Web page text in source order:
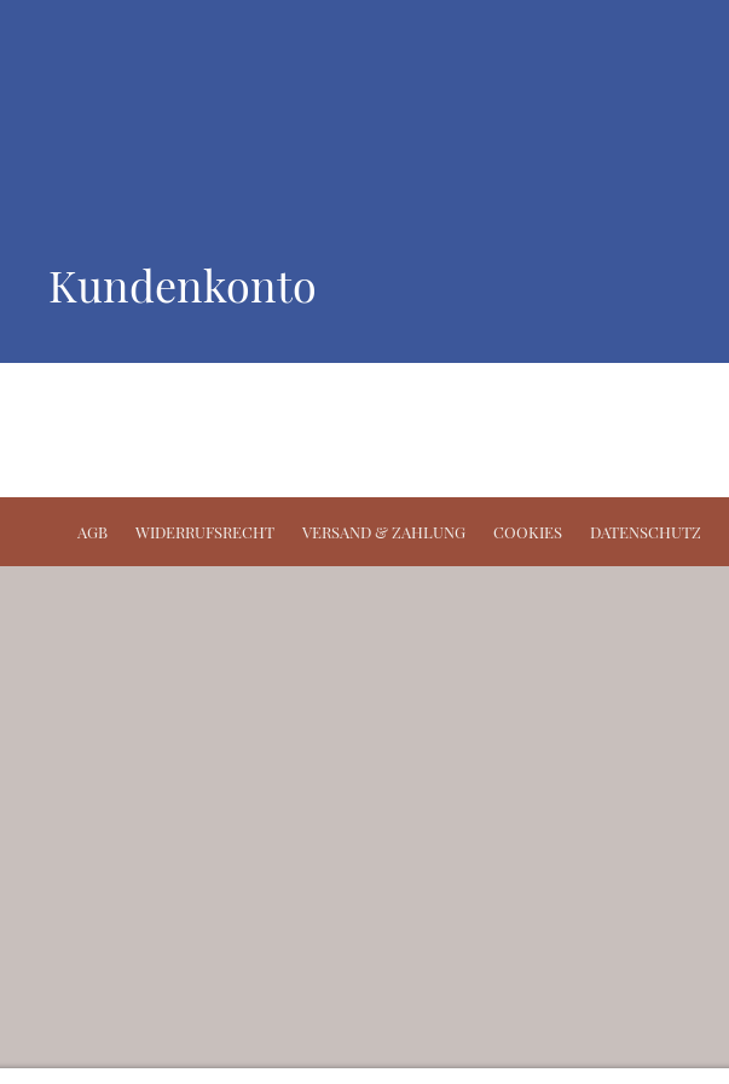
Kundenkonto
AGB WIDERRUFSRECHT VERSAND & ZAHLUNG COOKIES DATENSCHUTZ